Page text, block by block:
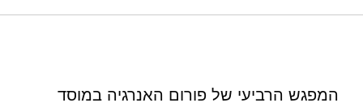
המפגש הרביעי של פורום האנרגיה במוסד